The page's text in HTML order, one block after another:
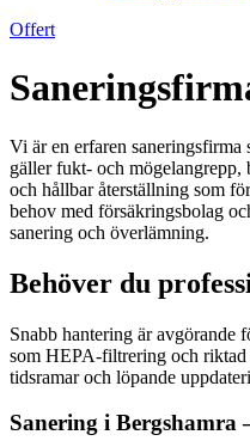
Offert
Vi är en erfaren saneringsfirma
gäller fukt- och
och hållbar återställning som
behov med försäkringsbolag
sanering och överlämning.
Behöver du
Snabb hantering är avgörande
som HEPA-filtrering och riktad
tidsramar och löpande
Sanering i Bergshamra